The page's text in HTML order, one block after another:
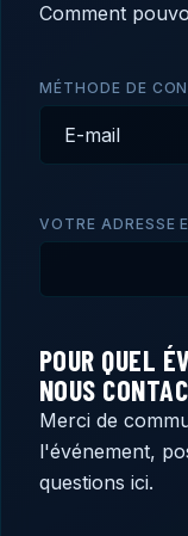
Comment
MÉTHODE DE
VOTRE ADRESSE
POUR QUEL
NOUS
Merci de
l'événement,
questions ici.